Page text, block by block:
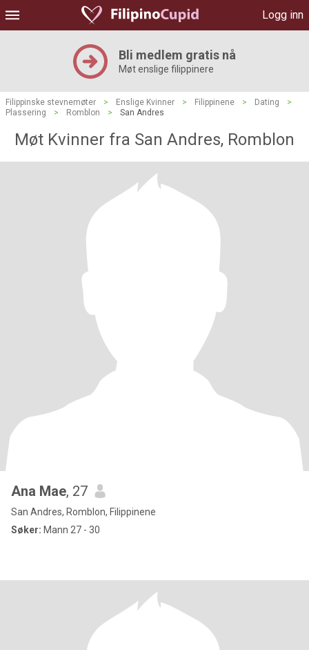
Logg inn
Bli medlem gratis nå
Møt enslige filippinere
Filippinske stevnemøter > Enslige Kvinner > Filippinene > Dating
>
Plassering
> Romblon > San Andres
Møt Kvinner fra San Andres, Romblon
Ana Mae, 27
San Andres, Romblon, Filippinene
Søker: Mann 27 - 30